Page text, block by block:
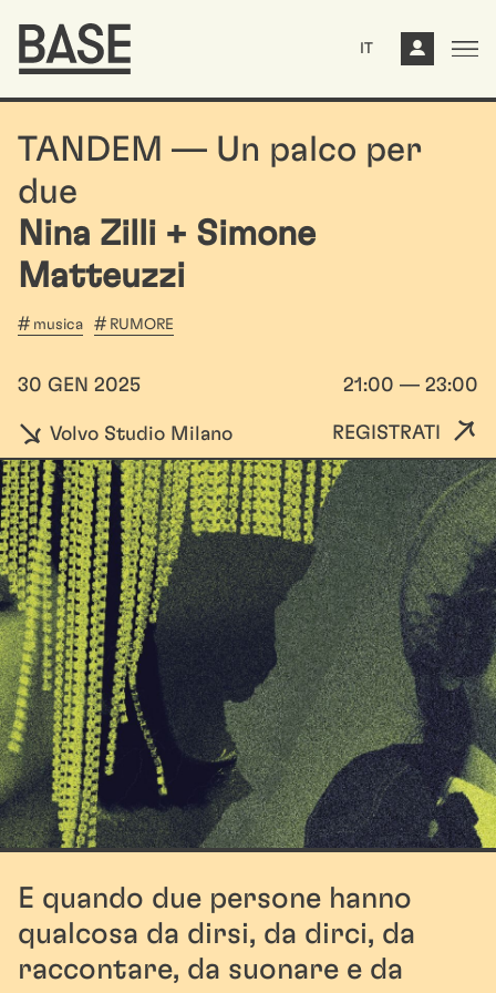
IT
TANDEM — Un palco per
due
Nina Zilli + Simone
Matteuzzi
musica RUMORE
30 GEN 2025 21:00 — 23:00
Volvo Studio Milano REGISTRATI
E quando due persone hanno
qualcosa da dirsi, da dirci, da
raccontare, da suonare e da